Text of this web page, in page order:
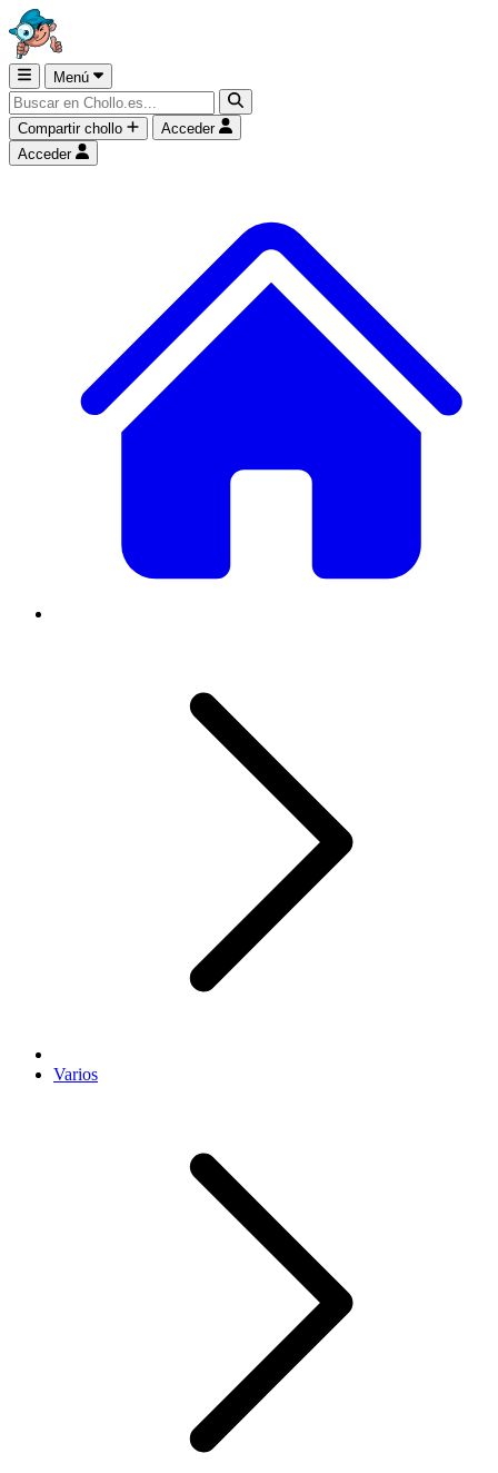
Menú
Compartir chollo
Acceder
Acceder
Varios